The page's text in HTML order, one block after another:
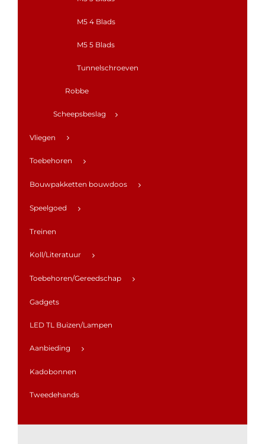
M5 4 Blads
M5 5 Blads
Tunnelschroeven
Robbe
Scheepsbeslag
Vliegen
Toebehoren
Bouwpakketten bouwdoos
Speelgoed
Treinen
Koll/Literatuur
Toebehoren/Gereedschap
Gadgets
LED TL Buizen/Lampen
Aanbieding
Kadobonnen
Tweedehands